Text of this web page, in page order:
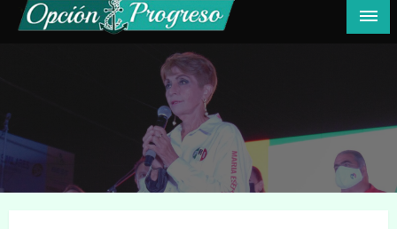
Las noticias del día a día del puerto